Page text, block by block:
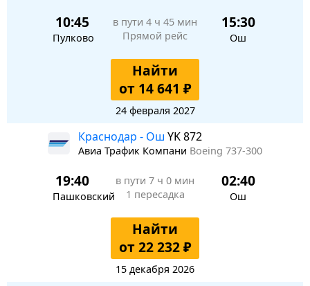
10:45
Пулково
в пути 4 ч 45 мин
Прямой рейс
15:30
Ош
Найти
от 14 641 ₽
24 февраля 2027
Краснодар - Ош YK 872
Авиа Трафик Компани Boeing 737-300
19:40
Пашковский
в пути 7 ч 0 мин
1 пересадка
02:40
Ош
Найти
от 22 232 ₽
15 декабря 2026